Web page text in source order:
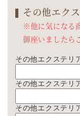
その他エク
※他に気になる
御座いましたら
その他エクステリ
その他エクステリ
その他エクステリ